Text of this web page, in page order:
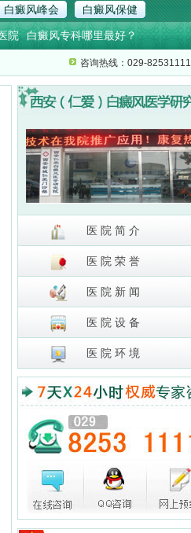
白癜风峰会 白癜风保健
院 白癜风专科哪里最好？
咨询热线：029-82531111
医 院 简 介
医 院 荣 誉
医 院 新 闻
医 院 设 备
医 院 环 境